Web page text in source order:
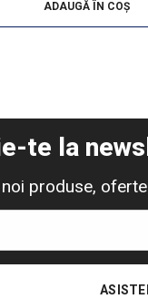
ADAUGĂ ÎN COȘ
te la
produse,